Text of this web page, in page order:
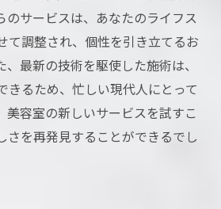
のサービスは、あなたのライフス
て調整され、個性を引き立てるお
最新の技術を駆使した施術は、
きるため、忙しい現代人にとって
美容室の新しいサービスを試すこ
さを再発見することができるでし